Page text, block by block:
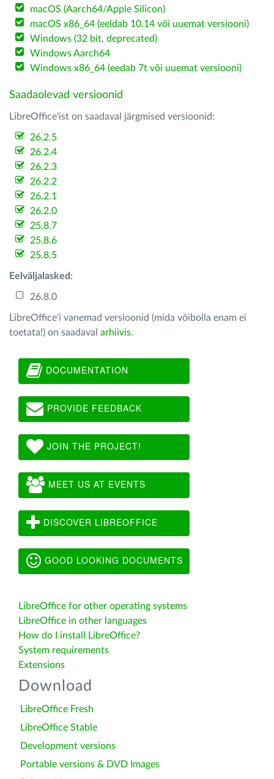
macOS (Aarch64/Apple Silicon)
macOS x86_64 (eeldab 10.14 või uuemat versiooni)
Windows (32 bit, deprecated)
Windows Aarch64
Windows x86_64 (eedab 7t või uuemat versiooni)
Saadaolevad versioonid
LibreOffice'ist on saadaval järgmised versioonid:
26.2.5
26.2.4
26.2.3
26.2.2
26.2.1
26.2.0
25.8.7
25.8.6
25.8.5
Eelväljalasked :
26.8.0
LibreOffice'i vanemad versioonid (mida võibolla enam ei
toetata!) on saadaval arhiivis.
DOCUMENTATION
PROVIDE FEEDBACK
JOIN THE PROJECT!
MEET US AT EVENTS
DISCOVER LIBREOFFICE
GOOD LOOKING DOCUMENTS
LibreOffice for other operating systems
LibreOffice in other languages
How do I install LibreOffice?
System requirements
Extensions
Download
LibreOffice Fresh
LibreOffice Stable
Development versions
Portable versions & DVD Images